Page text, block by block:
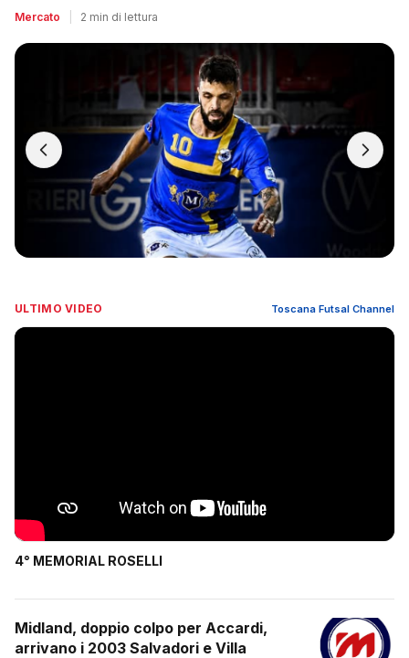
Mercato 2 min di lettura
ULTIMO VIDEO Toscana Futsal Channel
4° MEMORIAL ROSELLI
Midland, doppio colpo per Accardi,
arrivano i 2003 Salvadori e Villa